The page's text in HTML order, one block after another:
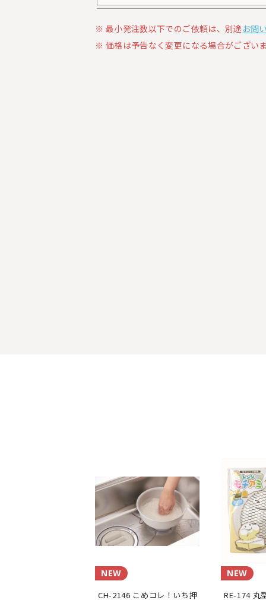
最小発注数以下でのご依頼は、別途 お問
価格は予告なく変更になる場合がござい
NEW
CH-2146 こめコレ！いち押
NEW
RE-174 丸